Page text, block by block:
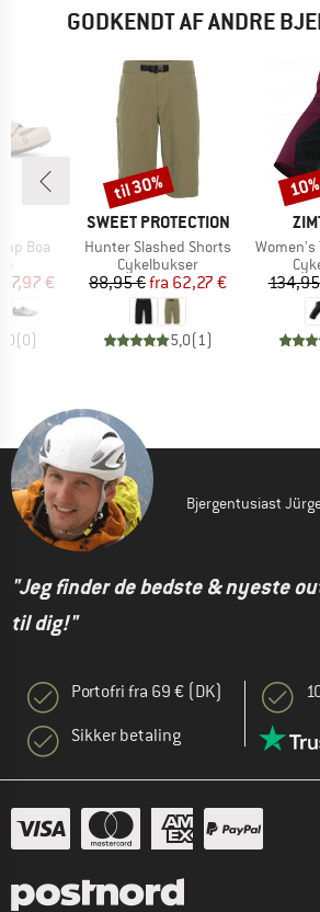
GODKENDT AF ANDRE
Boa
pris
77,97 €
(0)
MÆRKE
SWEET PROTECTION
Artikel
Hunter Slashed Shorts
Produktgruppe
Cykelbukser
Pris
88,95 € Nedsat pris
fra 62,27 €
5,0( 1)
Rabat
til 30%
Artikel
Women's
Rabat
10%
Bjergentusiast
"Jeg finder de bedste & nyeste
til dig!"
Portofri fra 69 € (DK)
Sikker betaling